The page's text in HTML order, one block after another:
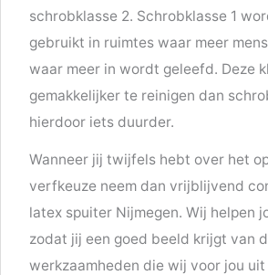
schrobklasse 2. Schrobklasse 1
gebruikt in ruimtes waar meer
waar meer in wordt geleefd. Deze
gemakkelijker te reinigen dan
hierdoor iets duurder.
Wanneer jij twijfels hebt over het
verfkeuze neem dan vrijblijvend
latex spuiter Nijmegen. Wij helpen
zodat jij een goed beeld krijgt van
werkzaamheden die wij voor jou uit